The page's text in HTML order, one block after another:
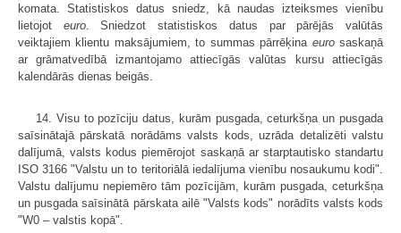
komata. Statistiskos datus sniedz, kā naudas izteiksmes vienību
lietojot euro. Sniedzot statistiskos datus par pārējās valūtās
veiktajiem klientu maksājumiem, to summas pārrēķina eurosaskaņā
ar grāmatvedībā izmantojamo attiecīgās valūtas kursu attiecīgās
kalendārās dienas beigās.
14. Visu to pozīciju datus, kurām pusgada, ceturkšņa un pusgada
saīsinātajā pārskatā norādāms valsts kods, uzrāda detalizēti valstu
dalījumā, valsts kodus piemērojot saskaņā ar starptautisko standartu
ISO 3166 "Valstu un to teritoriālā iedalījuma vienību nosaukumu kodi".
Valstu dalījumu nepiemēro tām pozīcijām, kurām pusgada, ceturkšņa
un pusgada saīsinātā pārskata ailē "Valsts kods" norādīts valsts kods
"W0 – valstis kopā".